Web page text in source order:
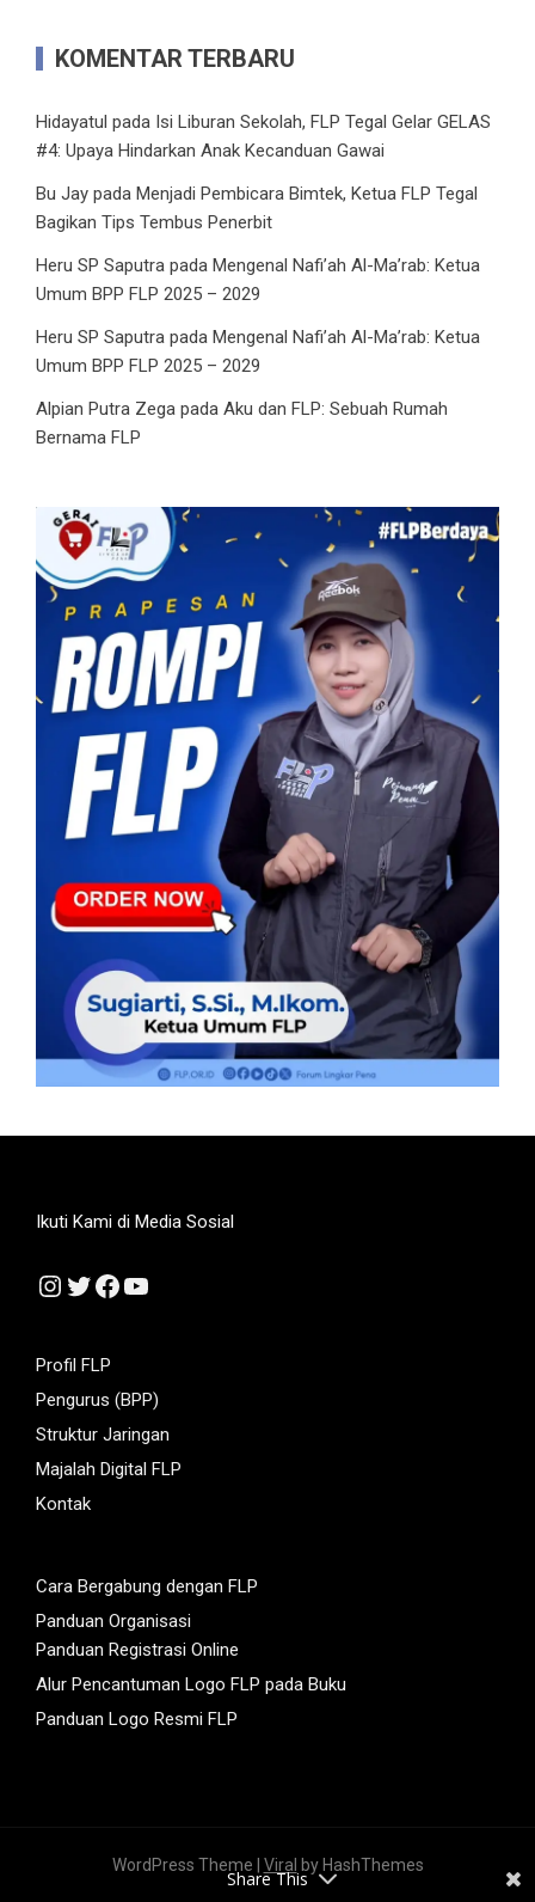
KOMENTAR TERBARU
Hidayatul pada Isi Liburan Sekolah, FLP Tegal Gelar GELAS
#4: Upaya Hindarkan Anak Kecanduan Gawai
Bu Jay pada Menjadi Pembicara Bimtek, Ketua FLP Tegal
Bagikan Tips Tembus Penerbit
Heru SP Saputra pada Mengenal Nafi’ah Al-Ma’rab: Ketua
Umum BPP FLP 2025 – 2029
Heru SP Saputra pada Mengenal Nafi’ah Al-Ma’rab: Ketua
Umum BPP FLP 2025 – 2029
Alpian Putra Zega pada Aku dan FLP: Sebuah Rumah
Bernama FLP
Ikuti Kami di Media Sosial
Instagram
Twitter
Facebook
YouTube
Profil FLP
Pengurus (BPP)
Struktur Jaringan
Majalah Digital FLP
Kontak
Cara Bergabung dengan FLP
Panduan Organisasi
Panduan Registrasi Online
Alur Pencantuman Logo FLP pada Buku
Panduan Logo Resmi FLP
WordPress Theme | Viral by HashThemes
Share This